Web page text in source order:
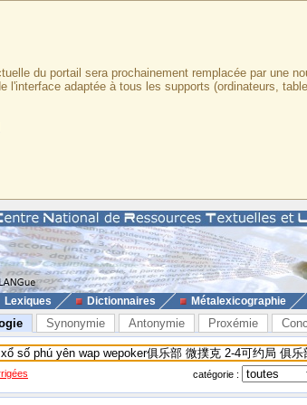
du portail sera prochainement remplacée par une
l'interface adaptée à tous les supports (ordinateurs,
Lexiques Dictionnaires Métalexicographie
Synonymie Antonymie Proxémie
catégorie :